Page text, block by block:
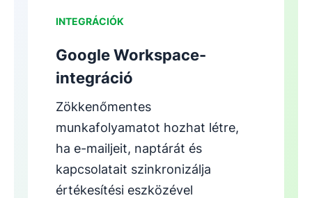
INTEGRÁCIÓK
Google Workspace-
integráció
Zökkenőmentes
munkafolyamatot hozhat létre,
ha e-mailjeit, naptárát és
kapcsolatait szinkronizálja
értékesítési eszközével